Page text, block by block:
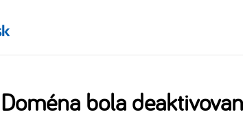
Doména bola